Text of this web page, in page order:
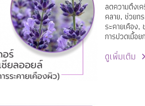
ลดความตึงเ
คลาย, ช่วยก
ระคายเคือง,
การปวดเมื้อย
ดูเพิ่มเติม